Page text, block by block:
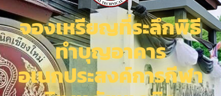
จองเหรียญที่ระลึกพิธี
ทำบุญอาคาร
อเนกประสงค์การกีฬา